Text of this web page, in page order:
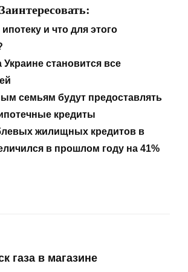
и что для этого
Украине становится все
семьям будут предоставлять
кредиты
жилищных кредитов в
в прошлом году на 41%
газа в магазине